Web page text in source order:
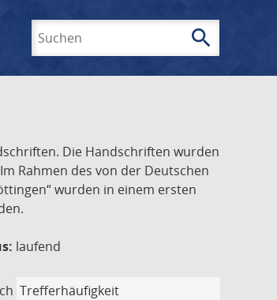
search
Die Handschriften wurden
Rahmen des von der Deutschen
wurden in einem ersten
laufend